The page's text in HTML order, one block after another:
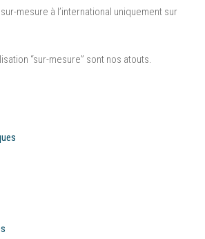
mesure à l’international uniquement sur
“sur-mesure”​ sont nos atouts.